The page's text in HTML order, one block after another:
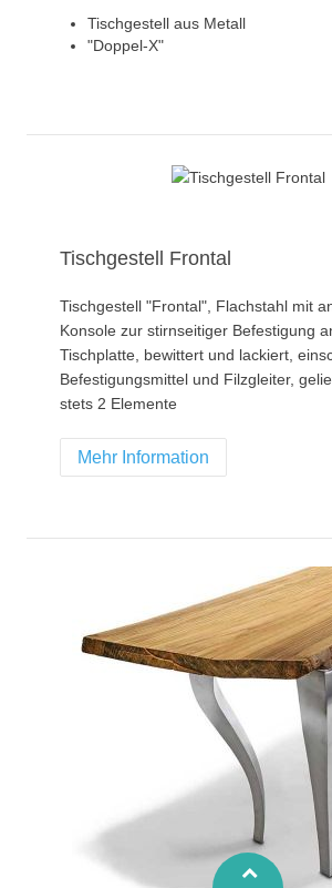
Tischgestell aus Metall
"Doppel-X"
Tischgestell Frontal
Tischgestell "Frontal", Flachstahl mit
Konsole zur stirnseitiger Befestigung
Tischplatte, bewittert und lackiert,
Befestigungsmittel und Filzgleiter,
stets 2 Elemente
Mehr Information